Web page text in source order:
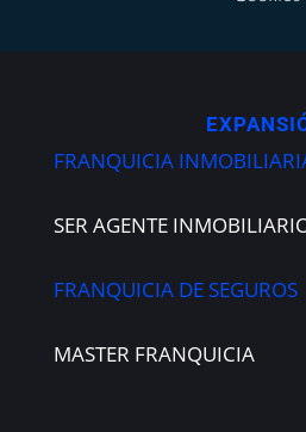
FRANQUICIA
SER AGENTE
FRANQUICIA DE SEGUROS
MASTER FRANQUICIA